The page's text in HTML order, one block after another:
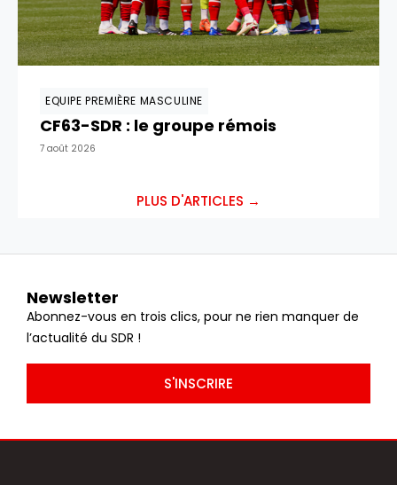
EQUIPE PREMIÈRE MASCULINE
CF63-SDR : le groupe rémois
7 août 2026
PLUS D'ARTICLES →
Newsletter
Abonnez-vous en trois clics, pour ne rien manquer de
l’actualité du SDR !
S'INSCRIRE